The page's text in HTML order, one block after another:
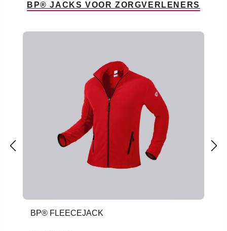
BP® JACKS VOOR ZORGVERLENERS
Productgalerij overslaan
BP® FLEECEJACK